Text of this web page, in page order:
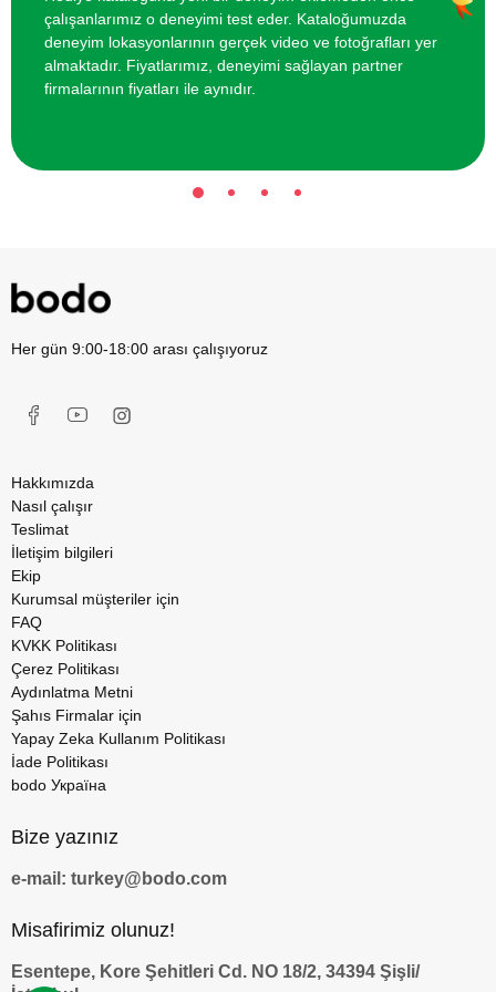
Arkadaş Grubu için VR Sanal Gerçeklik
çalışanlarımız o deneyimi test eder. Kataloğumuzda
deneyim lokasyonlarının gerçek video ve fotoğrafları yer
almaktadır. Fiyatlarımız, deneyimi sağlayan partner
firmalarının fiyatları ile aynıdır.
Her gün 9:00-18:00 arası çalışıyoruz
Hakkımızda
Nasıl çalışır
Teslimat
İletişim bilgileri
Ekip
Kurumsal müşteriler için
FAQ
KVKK Politikası
Çerez Politikası
Aydınlatma Metni
Şahıs Firmalar için
Yapay Zeka Kullanım Politikası
İade Politikası
bodo Україна
Bize yazınız
e-mail: turkey@bodo.com
Misafirimiz olunuz!
Esentepe, Kore Şehitleri Cd. NO 18/2, 34394 Şişli/